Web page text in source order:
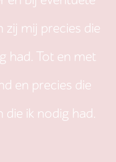
zij mij precies die
had. Tot en met
en precies die
die ik nodig had.